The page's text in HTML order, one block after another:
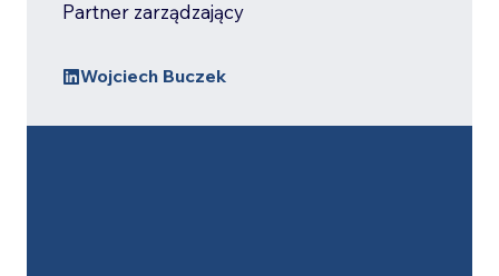
Partner zarządzający
Wojciech Buczek